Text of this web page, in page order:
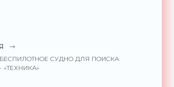
БЕСПИЛОТНОЕ СУДНО ДЛЯ ПОИСКА